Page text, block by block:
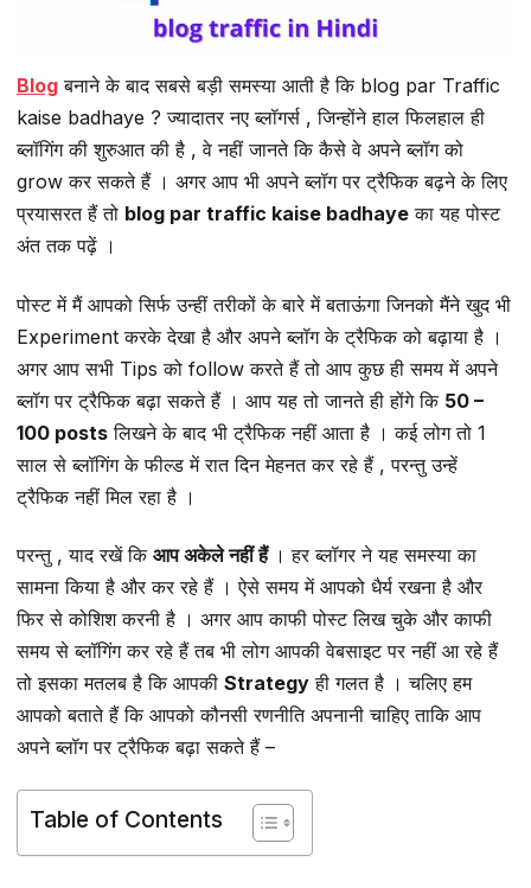
Blog बनाने के बाद सबसे बड़ी समस्या आती है कि blog par Traffic
kaise badhaye ? ज्यादातर नए ब्लॉगर्स , जिन्होंने हाल फिलहाल ही
ब्लॉगिंग की शुरुआत की है , वे नहीं जानते कि कैसे वे अपने ब्लॉग को
grow कर सकते हैं । अगर आप भी अपने ब्लॉग पर ट्रैफिक बढ़ने के लिए
प्रयासरत हैं तो blog par traffic kaise badhaye का यह पोस्ट
अंत तक पढ़ें ।
पोस्ट में मैं आपको सिर्फ उन्हीं तरीकों के बारे में बताऊंगा जिनको मैंने खुद भी
Experiment करके देखा है और अपने ब्लॉग के ट्रैफिक को बढ़ाया है ।
अगर आप सभी Tips को follow करते हैं तो आप कुछ ही समय में अपने
ब्लॉग पर ट्रैफिक बढ़ा सकते हैं । आप यह तो जानते ही होंगे कि 50 –
100 posts लिखने के बाद भी ट्रैफिक नहीं आता है । कई लोग तो 1
साल से ब्लॉगिंग के फील्ड में रात दिन मेहनत कर रहे हैं , परन्तु उन्हें
ट्रैफिक नहीं मिल रहा है ।
परन्तु , याद रखें कि आप अकेले नहीं हैं । हर ब्लॉगर ने यह समस्या का
सामना किया है और कर रहे हैं । ऐसे समय में आपको धैर्य रखना है और
फिर से कोशिश करनी है । अगर आप काफी पोस्ट लिख चुके और काफी
समय से ब्लॉगिंग कर रहे हैं तब भी लोग आपकी वेबसाइट पर नहीं आ रहे हैं
तो इसका मतलब है कि आपकी Strategy ही गलत है । चलिए हम
आपको बताते हैं कि आपको कौनसी रणनीति अपनानी चाहिए ताकि आप
अपने ब्लॉग पर ट्रैफिक बढ़ा सकते हैं –
Table of Contents